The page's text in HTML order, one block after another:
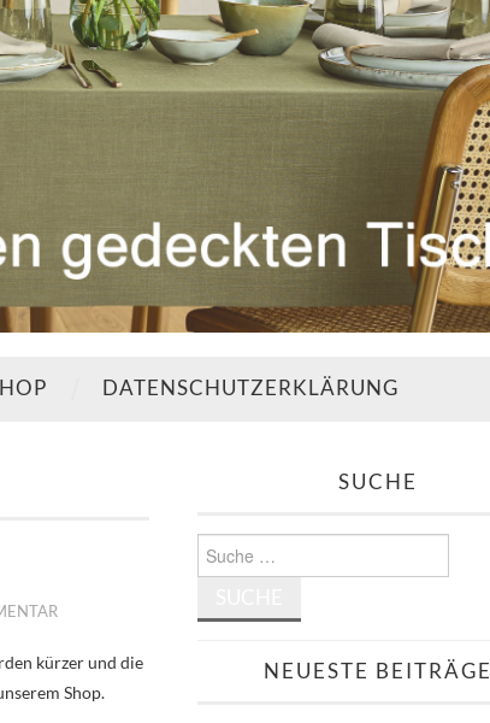
DATENSCHUTZERKLÄRUNG
kürzer und die
Shop.
SUCHE
Suche
nach:
NEUESTE BEITRÄGE